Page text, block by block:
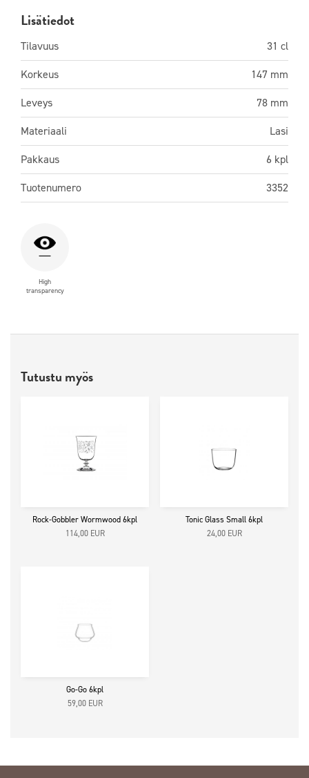
Lisätiedot
Tilavuus
31 cl
Korkeus
147 mm
Leveys
78 mm
Materiaali
Lasi
Pakkaus
6 kpl
Tuotenumero
3352
High
transparency
Tutustu myös
Rock-Gobbler Wormwood 6kpl
114,00 EUR
Tonic Glass Small 6kpl
24,00 EUR
Go-Go 6kpl
59,00 EUR